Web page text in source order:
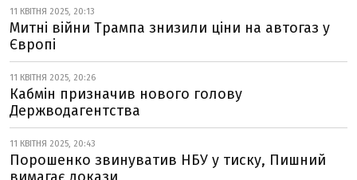
11 КВІТНЯ 2025, 20:13
Митні війни Трампа знизили ціни на автогаз у
Європі
11 КВІТНЯ 2025, 20:26
Кабмін призначив нового голову
Держводагентства
11 КВІТНЯ 2025, 20:43
Порошенко звинуватив НБУ у тиску, Пишний